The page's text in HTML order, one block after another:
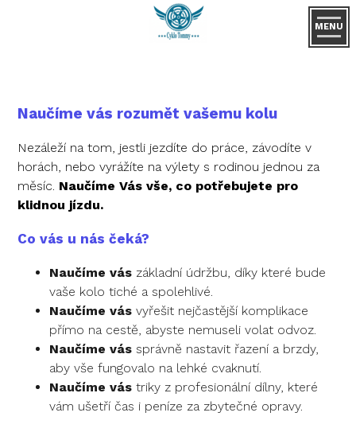
MENU
Naučíme vás rozumět vašemu kolu
Nezáleží na tom, jestli jezdíte do práce, závodíte v
horách, nebo vyrážíte na výlety s rodinou jednou za
měsíc. Naučíme Vás vše, co potřebujete pro
klidnou jízdu.
Co vás u nás čeká?
Naučíme vás základní údržbu, díky které bude
vaše kolo tiché a spolehlivé.
Naučíme vás vyřešit nejčastější komplikace
přímo na cestě, abyste nemuseli volat odvoz.
Naučíme vás správně nastavit řazení a brzdy,
aby vše fungovalo na lehké cvaknutí.
Naučíme vás triky z profesionální dílny, které
vám ušetří čas i peníze za zbytečné opravy.